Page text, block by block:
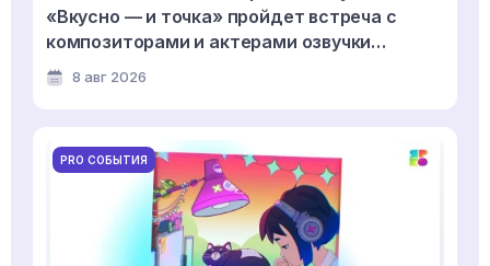
«Вкусно — и точка» пройдет встреча с
композиторами и актерами озвучки
мультсериала «Смешарики»
8 авг 2026
PRO СОБЫТИЯ